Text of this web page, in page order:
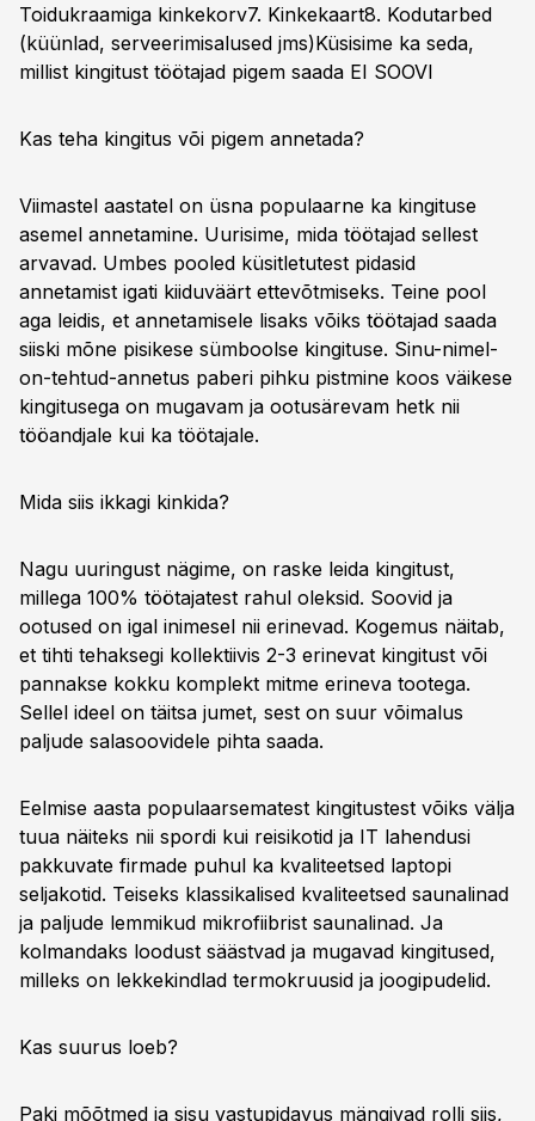
Toidukraamiga kinkekorv7. Kinkekaart8. Kodutarbed
(küünlad, serveerimisalused jms)Küsisime ka seda,
millist kingitust töötajad pigem saada EI SOOVI
Kas teha kingitus või pigem annetada?
Viimastel aastatel on üsna populaarne ka kingituse
asemel annetamine. Uurisime, mida töötajad sellest
arvavad. Umbes pooled küsitletutest pidasid
annetamist igati kiiduväärt ettevõtmiseks. Teine pool
aga leidis, et annetamisele lisaks võiks töötajad saada
siiski mõne pisikese sümboolse kingituse. Sinu-nimel-
on-tehtud-annetus paberi pihku pistmine koos väikese
kingitusega on mugavam ja ootusärevam hetk nii
tööandjale kui ka töötajale.
Mida siis ikkagi kinkida?
Nagu uuringust nägime, on raske leida kingitust,
millega 100% töötajatest rahul oleksid. Soovid ja
ootused on igal inimesel nii erinevad. Kogemus näitab,
et tihti tehaksegi kollektiivis 2-3 erinevat kingitust või
pannakse kokku komplekt mitme erineva tootega.
Sellel ideel on täitsa jumet, sest on suur võimalus
paljude salasoovidele pihta saada.
Eelmise aasta populaarsematest kingitustest võiks välja
tuua näiteks nii spordi kui reisikotid ja IT lahendusi
pakkuvate firmade puhul ka kvaliteetsed laptopi
seljakotid. Teiseks klassikalised kvaliteetsed saunalinad
ja paljude lemmikud mikrofiibrist saunalinad. Ja
kolmandaks loodust säästvad ja mugavad kingitused,
milleks on lekkekindlad termokruusid ja joogipudelid.
Kas suurus loeb?
Paki mõõtmed ja sisu vastupidavus mängivad rolli siis,